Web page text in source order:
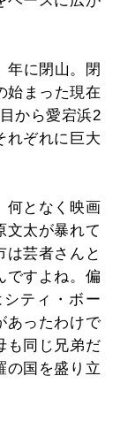
年に閉山。閉
始まった現在
から愛宕浜2
れぞれに巨大
何となく映画
文太が暴れて
は芸者さんと
ですよね。偏
ティ・ボー
あったわけで
も同じ兄弟だ
の国を盛り立